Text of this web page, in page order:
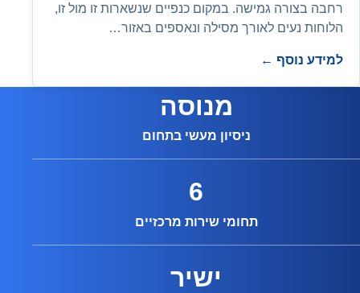
רחבה בצורה גמישה. במקום כנפיים שנשארות זו מול זו,
הלוחות נעים לאורך מסילה ונאספים באזור…
למידע נוסף ←
מנוסה
ניסיון מעשי בתחום
6
תחומי שירות מרכזיים
ישיר